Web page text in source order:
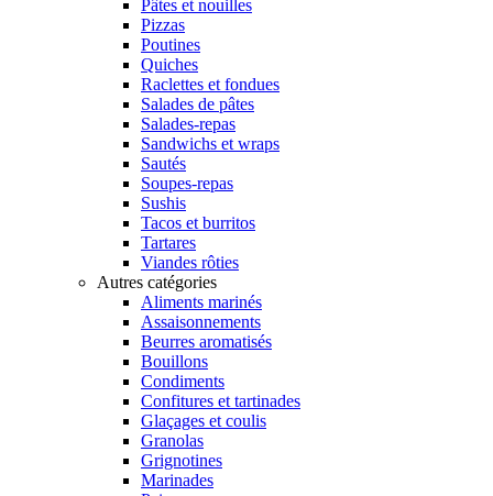
Pâtes et nouilles
Pizzas
Poutines
Quiches
Raclettes et fondues
Salades de pâtes
Salades-repas
Sandwichs et wraps
Sautés
Soupes-repas
Sushis
Tacos et burritos
Tartares
Viandes rôties
Autres catégories
Aliments marinés
Assaisonnements
Beurres aromatisés
Bouillons
Condiments
Confitures et tartinades
Glaçages et coulis
Granolas
Grignotines
Marinades